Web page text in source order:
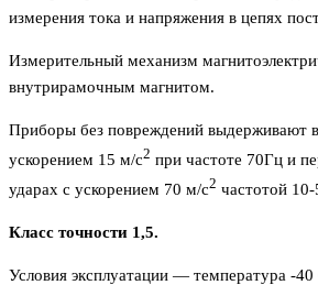
измерения тока и напряжения в цепях
Измерительный механизм
внутрирамочным магнитом.
Приборы без повреждений выдерживают
ускорением 15 м/с2 при частоте 70Гц и
ударах с ускорением 70 м/с2 частотой
Класс точности 1,5.
Условия эксплуатации — температура -